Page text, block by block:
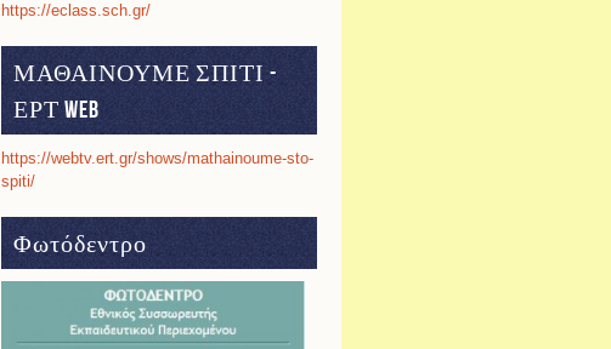
https://eclass.sch.gr/
ΜΑΘΑΙΝΟΥΜΕ ΣΠΙΤΙ -
ΕΡΤ web
https://webtv.ert.gr/shows/mathainoume-sto-
spiti/
Φωτόδεντρο